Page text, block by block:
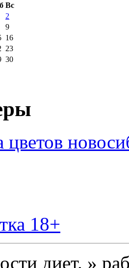
Вс
2
9
16
23
30
цветов
18+
диет. »